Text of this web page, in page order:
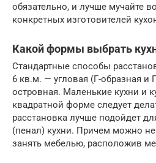
обязательно, и лучше мучайте
конкретных изготовителей
Какой формы выбрать
Стандартные способы
6 кв.м. — угловая (Г-образная и
островная. Маленькие кухни и
квадратной форме следует
расстановка лучше подойдет
(пенал) кухни. Причем можно
занять мебелью, расположив